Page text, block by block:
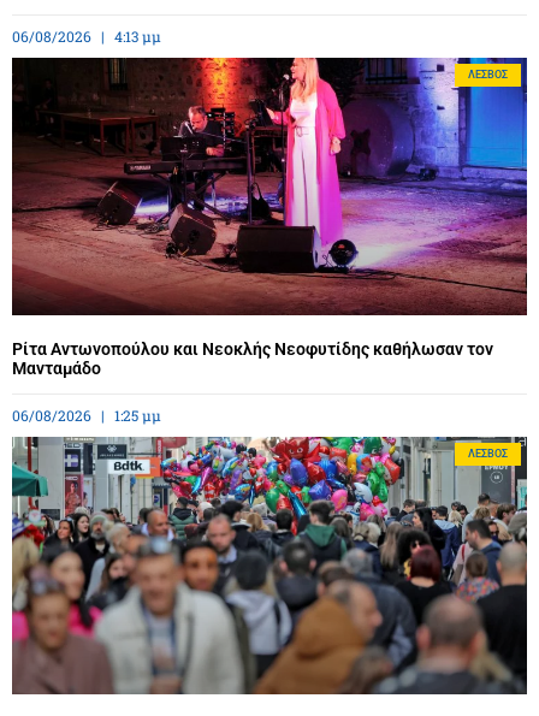
06/08/2026 4:13 μμ
ΛΈΣΒΟΣ
Ρίτα Αντωνοπούλου και Νεοκλής Νεοφυτίδης καθήλωσαν τον
Μανταμάδο
06/08/2026 1:25 μμ
ΛΈΣΒΟΣ